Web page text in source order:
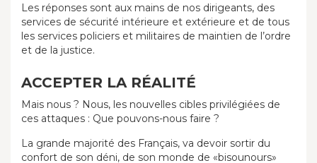
Les réponses sont aux mains de nos dirigeants, des
services de sécurité intérieure et extérieure et de tous
les services policiers et militaires de maintien de l’ordre
et de la justice.
ACCEPTER LA RÉALITÉ
Mais nous ? Nous, les nouvelles cibles privilégiées de
ces attaques : Que pouvons-nous faire ?
La grande majorité des Français, va devoir sortir du
confort de son déni, de son monde de «bisounours»